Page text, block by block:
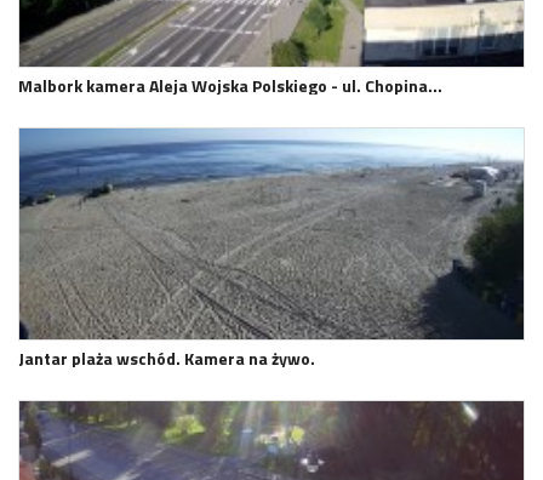
Malbork kamera Aleja Wojska Polskiego - ul. Chopina…
Jantar plaża wschód. Kamera na żywo.